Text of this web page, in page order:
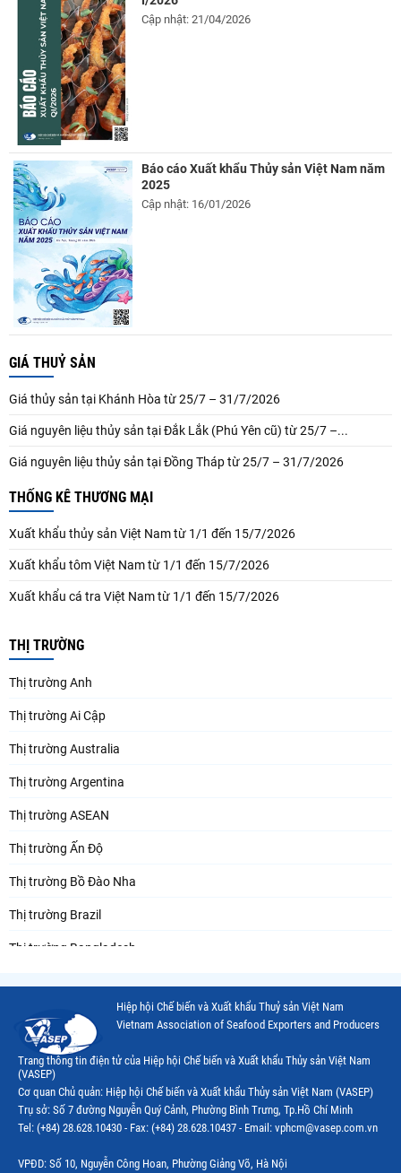
Cập nhật: 21/04/2026
Báo cáo Xuất khẩu Thủy sản Việt Nam năm
2025
Cập nhật: 16/01/2026
GIÁ THUỶ SẢN
Giá thủy sản tại Khánh Hòa từ 25/7 – 31/7/2026
Giá nguyên liệu thủy sản tại Đắk Lắk (Phú Yên cũ) từ 25/7 –...
Giá nguyên liệu thủy sản tại Đồng Tháp từ 25/7 – 31/7/2026
THỐNG KÊ THƯƠNG MẠI
Xuất khẩu thủy sản Việt Nam từ 1/1 đến 15/7/2026
Xuất khẩu tôm Việt Nam từ 1/1 đến 15/7/2026
Xuất khẩu cá tra Việt Nam từ 1/1 đến 15/7/2026
THỊ TRƯỜNG
Thị trường Anh
Thị trường Ai Cập
Thị trường Australia
Thị trường Argentina
Thị trường ASEAN
Thị trường Ấn Độ
Thị trường Bồ Đào Nha
Thị trường Brazil
Thị trường Bangladesh
Thị trường Canada
Thị trường Ecuador
Thị trường EU
Thị trường Indonesia
Hiệp hội Chế biến và Xuất khẩu Thuỷ sản Việt Nam
Vietnam Association of Seafood Exporters and Producers
Trang thông tin điện tử của Hiệp hội Chế biến và Xuất khẩu Thủy sản Việt Nam
(VASEP)
Cơ quan Chủ quản: Hiệp hội Chế biến và Xuất khẩu Thủy sản Việt Nam (VASEP)
Trụ sở: Số 7 đường Nguyễn Quý Cảnh, Phường Bình Trưng, Tp.Hồ Chí Minh
Tel: (+84) 28.628.10430 - Fax: (+84) 28.628.10437 - Email: vphcm@vasep.com.vn
VPĐD: Số 10, Nguyễn Công Hoan, Phường Giảng Võ, Hà Nội